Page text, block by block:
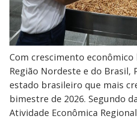
Com crescimento econômico
Região Nordeste e do Brasil,
estado brasileiro que mais
bimestre de 2026. Segundo
Atividade Econômica